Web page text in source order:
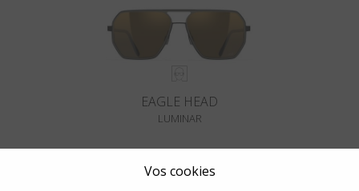
EAGLE HEAD
LUMINAR
Vos cookies